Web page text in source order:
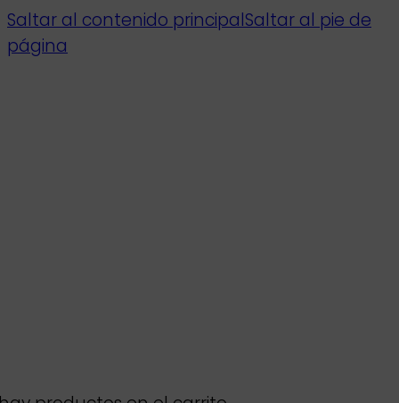
Saltar al contenido principalSaltar al pie de
página